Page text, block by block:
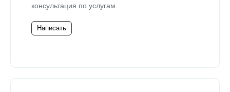
консультация по услугам.
Написать